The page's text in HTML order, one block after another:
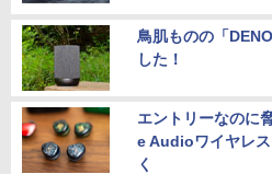
鳥肌ものの「
した！
エントリーなのに
e Audioワイヤレ
く